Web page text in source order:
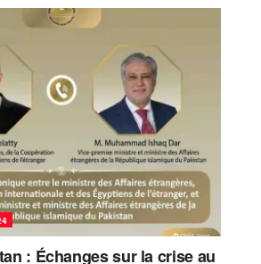
: Échanges sur la crise au